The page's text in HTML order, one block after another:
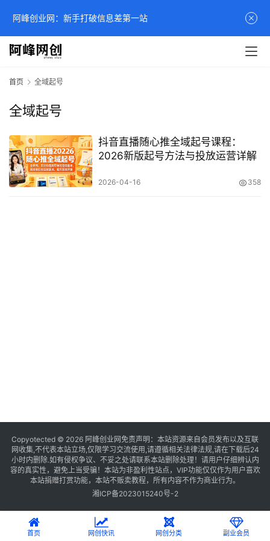
首页 全域起号
全域起号
抖音直播随心推全域起号课程：
2026新版起号方法与投放运营详解
2026-04-16 358
Copyotected © 2026 阿峰创业网 免责声明：本站资源来自会员发布以及互联
网收集,不代表本站立场,仅限学习交流使用,请遵循相关法律法规,请在下载后24
小时内删除.如有侵权争议、不妥之处请联系本站删除处理！请用户仔细辨认内
容的真实性，避免上当受骗！本站为非盈利性站点，VIP功能仅仅作为用户喜欢
本站捐赠打赏功能，本站不贩卖教程，所有内容不作为商业行为。
湘ICP备2023015240号-2
首页 网创快讯 网创分类 副业会员
阿峰创业网：新手打破信息差第一站